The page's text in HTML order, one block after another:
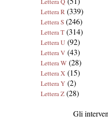
Lettera R (339)
Lettera S (246)
Lettera T (314)
Lettera U (92)
Lettera V (43)
Lettera W (28)
Lettera X (15)
Lettera Y (2)
Lettera Z (28)
Gli